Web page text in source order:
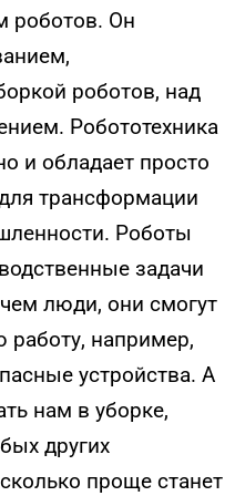
роботов. Он
роботов, над
Робототехника
и обладает просто
трансформации
Роботы
задачи
люди, они смогут
работу, например,
устройства. А
нам в уборке,
других
проще станет